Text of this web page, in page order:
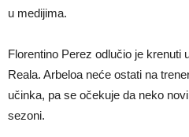
u medijima.
Florentino Perez odlučio je krenuti
Reala. Arbeloa neće ostati na
učinka, pa se očekuje da neko
sezoni.